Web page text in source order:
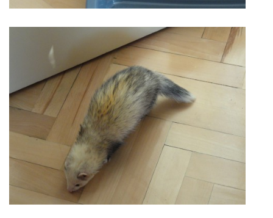
PODMÍNKY PŘEVZETÍ FRETKY.
O FRETCE
O FRETCE
PÉČE O FRETKU